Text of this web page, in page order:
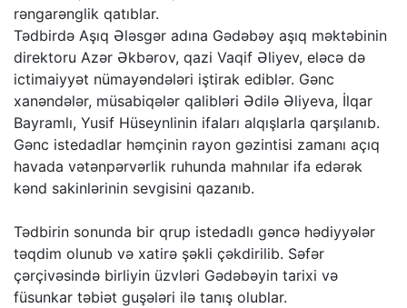
rəngarənglik qatıblar.
Tədbirdə Aşıq Ələsgər adına Gədəbəy aşıq məktəbinin
direktoru Azər Əkbərov, qazi Vaqif Əliyev, eləcə də
ictimaiyyət nümayəndələri iştirak ediblər. Gənc
xanəndələr, müsabiqələr qalibləri Ədilə Əliyeva, İlqar
Bayramlı, Yusif Hüseynlinin ifaları alqışlarla qarşılanıb.
Gənc istedadlar həmçinin rayon gəzintisi zamanı açıq
havada vətənpərvərlik ruhunda mahnılar ifa edərək
kənd sakinlərinin sevgisini qazanıb.
Tədbirin sonunda bir qrup istedadlı gəncə hədiyyələr
təqdim olunub və xatirə şəkli çəkdirilib. Səfər
çərçivəsində birliyin üzvləri Gədəbəyin tarixi və
füsunkar təbiət guşələri ilə tanış olublar.